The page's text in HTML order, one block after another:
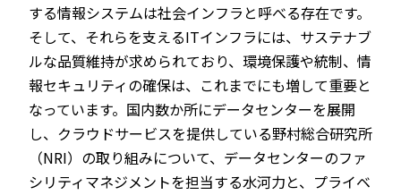
する情報システムは社会インフラと呼べる存在です。
そして、それらを支えるITインフラには、サステナブ
ルな品質維持が求められており、環境保護や統制、情
報セキュリティの確保は、これまでにも増して重要と
なっています。国内数か所にデータセンターを展開
し、クラウドサービスを提供している野村総合研究所
（NRI）の取り組みについて、データセンターのファ
シリティマネジメントを担当する水河力と、プライベ